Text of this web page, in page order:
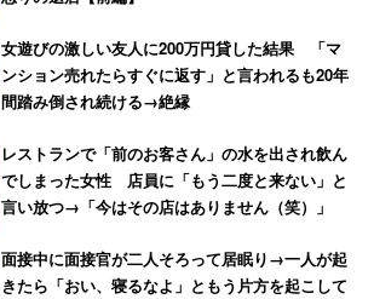
女遊びの激しい友人に200万円貸した結果 「マ
ンション売れたらすぐに返す」と言われるも20年
間踏み倒され続ける→絶縁
レストランで「前のお客さん」の水を出され飲ん
でしまった女性 店員に「もう二度と来ない」と
言い放つ→「今はその店はありません（笑）」
面接中に面接官が二人そろって居眠り→一人が起
きたら「おい、寝るなよ」ともう片方を起こして